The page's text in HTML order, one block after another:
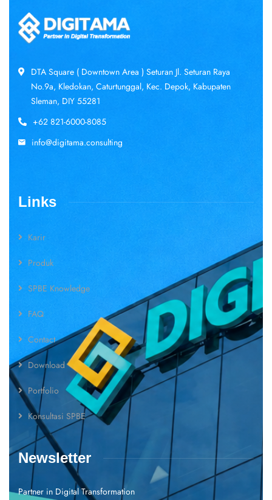
DTA Square ( Downtown Area ) Seturan Jl. Seturan Raya
No.9a, Kledokan, Caturtunggal, Kec. Depok, Kabupaten
Sleman, DIY 55281
+62 821-6000-8085
info@digitama.consulting
Links
Karir
Produk
SPBE Knowledge
FAQ
Contact
Download
Portfolio
Konsultasi SPBE
Newsletter
Partner in Digital Transformation